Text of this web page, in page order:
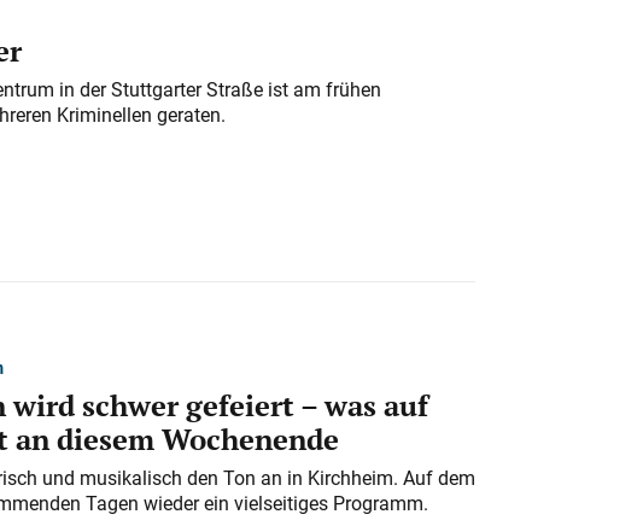
in der Stuttgarter Straße ist am frühen
Kriminellen geraten.
schwer gefeiert – was auf
diesem Wochenende
und musikalisch den Ton an in Kirchheim. Auf dem
Tagen wieder ein vielseitiges Programm.